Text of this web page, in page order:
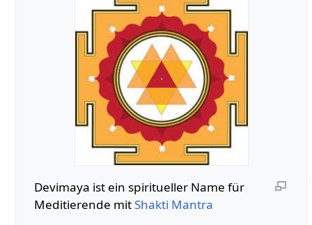
Devimaya ist ein spiritueller Name für
Meditierende mit Shakti Mantra